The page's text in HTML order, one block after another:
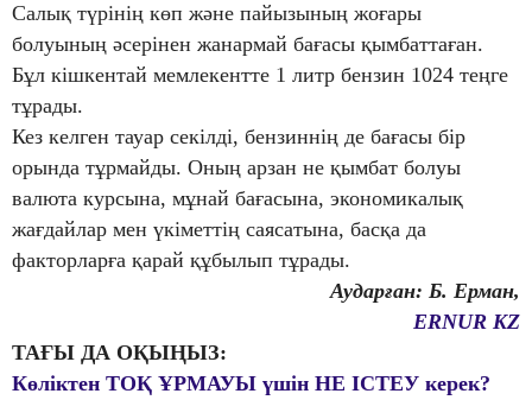
Салық түрінің көп және пайызының жоғары
болуының әсерінен жанармай бағасы қымбаттаған.
Бұл кішкентай мемлекентте 1 литр бензин 1024 теңге
тұрады.
Кез келген тауар секілді, бензиннің де бағасы бір
орында тұрмайды. Оның арзан не қымбат болуы
валюта курсына, мұнай бағасына, экономикалық
жағдайлар мен үкіметтің саясатына, басқа да
факторларға қарай құбылып тұрады.
Аударған: Б. Ерман,
ERNUR KZ
ТАҒЫ ДА ОҚЫҢЫЗ:
Көліктен ТОҚ ҰРМАУЫ үшін НЕ ІСТЕУ керек?